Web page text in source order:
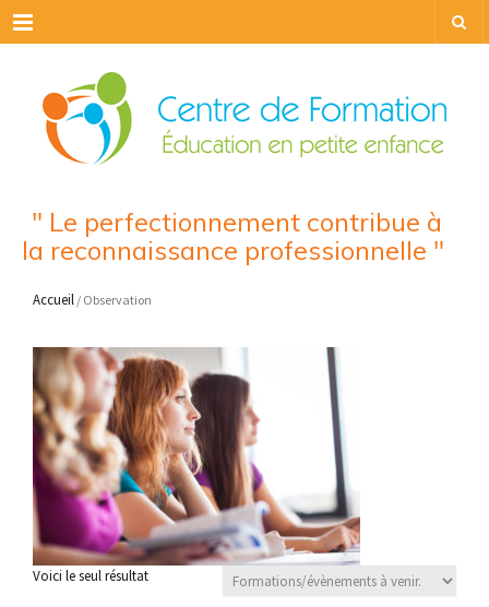
Menu
" Le perfectionnement contribue à
la reconnaissance professionnelle "
Accueil / Observation
Voici le seul résultat